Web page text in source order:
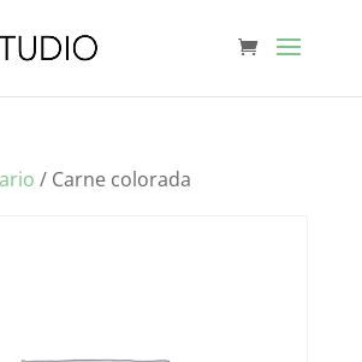
/ Carne colorada